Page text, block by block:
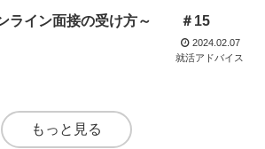
ライン面接の受け方～ ＃15
2024.02.07
就活アドバイス
もっと見る